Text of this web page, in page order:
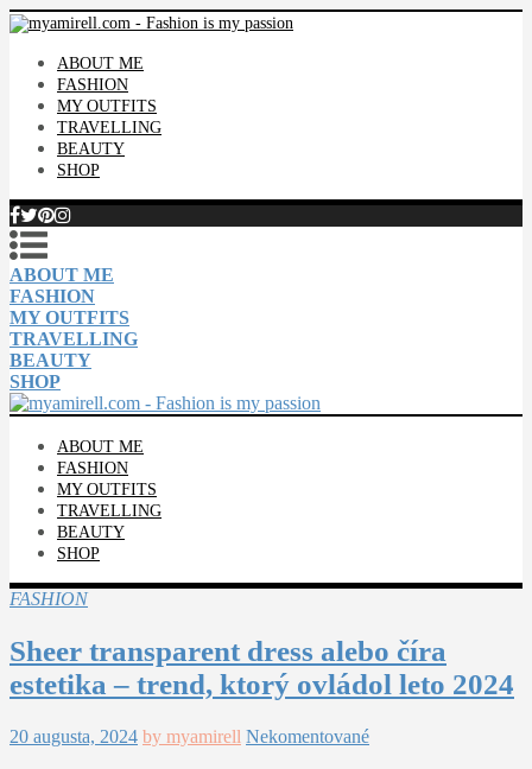
ABOUT ME
FASHION
MY OUTFITS
TRAVELLING
BEAUTY
SHOP
ABOUT ME
FASHION
MY OUTFITS
TRAVELLING
BEAUTY
SHOP
ABOUT ME
FASHION
MY OUTFITS
TRAVELLING
BEAUTY
SHOP
FASHION
Sheer transparent dress alebo číra
estetika – trend, ktorý ovládol leto 2024
20 augusta, 2024 by myamirell Nekomentované